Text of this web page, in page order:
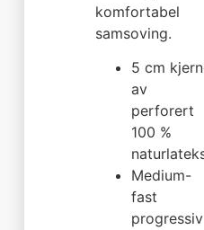
komfortabel
samsoving.
5 cm
av
perforert
100 %
Medium-
fast
progressiv